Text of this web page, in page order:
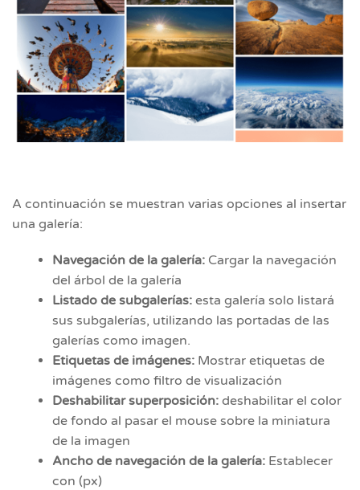
A continuación se muestran varias opciones al insertar
una galería:
Navegación de la galería: Cargar la navegación
del árbol de la galería
Listado de subgalerías: esta galería solo listará
sus subgalerías, utilizando las portadas de las
galerías como imagen.
Etiquetas de imágenes: Mostrar etiquetas de
imágenes como filtro de visualización
Deshabilitar superposición: deshabilitar el color
de fondo al pasar el mouse sobre la miniatura
de la imagen
Ancho de navegación de la galería: Establecer
con (px)